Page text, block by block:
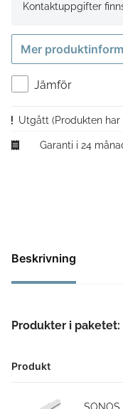
Kontaktuppgifter
Mer
Jämför
Utgått (Produkten
Garanti i 24
Beskrivning
Produkter i paketet:
Produkt